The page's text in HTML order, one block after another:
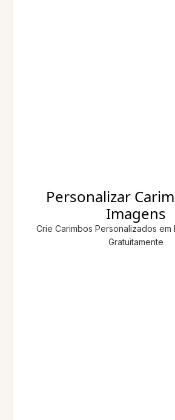
Personalizar
Imagens
Crie Carimbos Personalizados em
Gratuitamente